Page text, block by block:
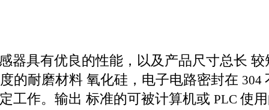
器具有优良的性能，以及产品尺寸总长 较
的耐磨材料 氧化硅，电子电路密封在 304
工作。输出 标准的可被计算机或 PLC 使